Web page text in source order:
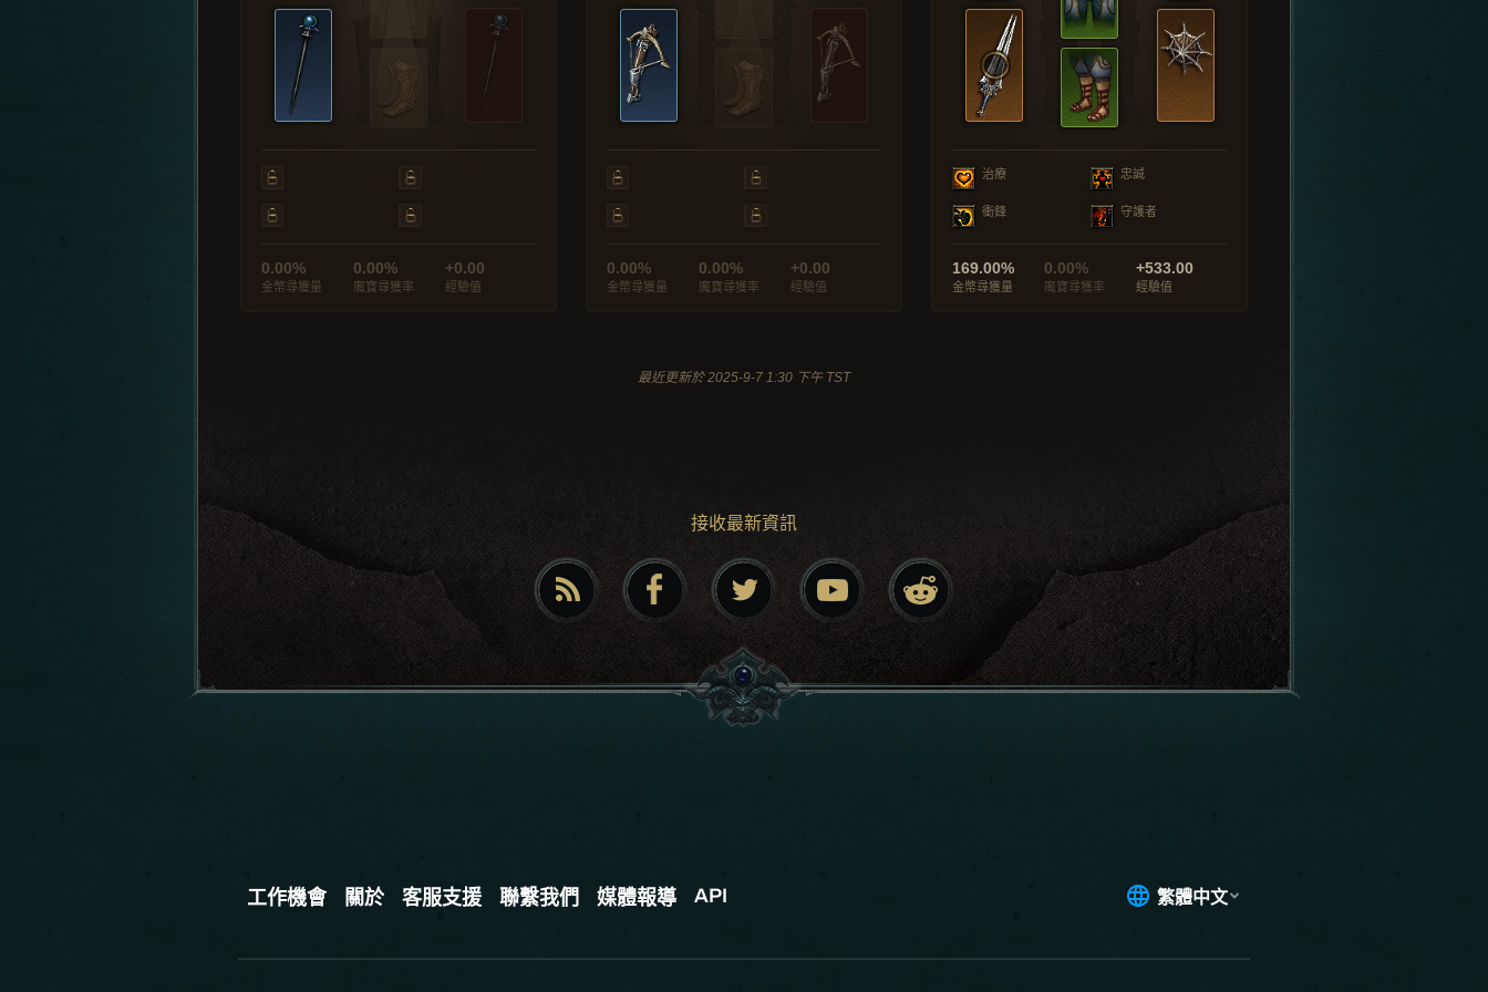
0.00%
金幣尋獲量
0.00%
魔寶尋獲率
+0.00
經驗值
0.00%
金幣尋獲量
0.00%
魔寶尋獲率
+0.00
經驗值
治療 忠誠
衝鋒 守護者
169.00%
金幣尋獲量
0.00%
魔寶尋獲率
+533.00
經驗值
最近更新於 2025-9-7 1:30 下午 TST
接收最新資訊